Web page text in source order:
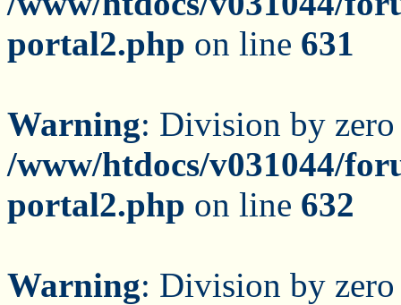
portal2.php on line 631
Warning: Division by
/www/htdocs/v031044/
portal2.php on line 632
Warning: Division by